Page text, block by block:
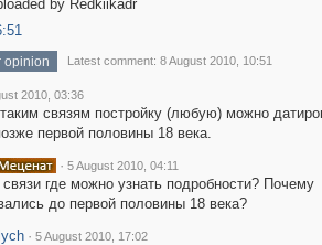
by Redkiikadr
opinion Latest comment: 8 August 2010, 10:51
2010, 03:36
связям постройку (любую) можно
первой половины 18 века.
· 5 August 2010, 04:11
где можно узнать подробности? Почему
до первой половины 18 века?
· 5 August 2010, 17:02